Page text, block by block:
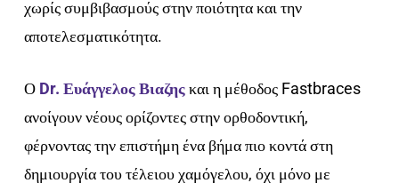
χωρίς συμβιβασμούς στην ποιότητα και την
αποτελεσματικότητα.
Ο Dr. Ευάγγελος Βιαζηςκαι η μέθοδος Fastbraces
ανοίγουν νέους ορίζοντες στην ορθοδοντική,
φέρνοντας την επιστήμη ένα βήμα πιο κοντά στη
δημιουργία του τέλειου χαμόγελου, όχι μόνο με